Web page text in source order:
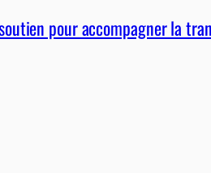
pour accompagner la